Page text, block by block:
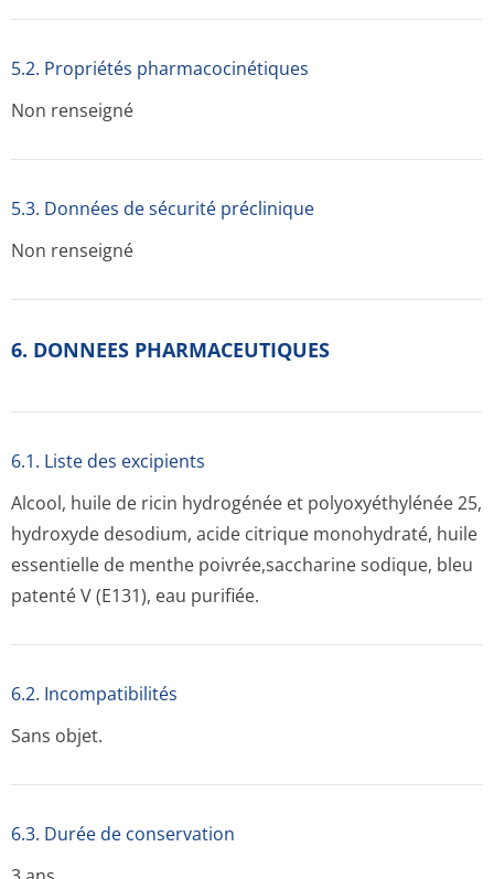
5.2. Propriétés pharmacocinéti­ques
Non renseigné
5.3. Données de sécurité préclinique
Non renseigné
6. DONNEES PHARMACEUTIQUES
6.1. Liste des excipients
Alcool, huile de ricin hydrogénée et polyoxyéthylénée 25,
hydroxyde desodium, acide citrique monohydraté, huile
essentielle de menthe poivrée,saccharine sodique, bleu
patenté V (E131), eau purifiée.
6.2. Incompati­bilités
Sans objet.
6.3. Durée de conservation